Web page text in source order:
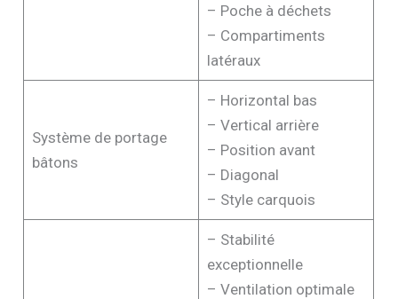
– Poche à déchets
– Compartiments
latéraux
Système de portage
bâtons
– Horizontal bas
– Vertical arrière
– Position avant
– Diagonal
– Style carquois
– Stabilité
exceptionnelle
– Ventilation optimale